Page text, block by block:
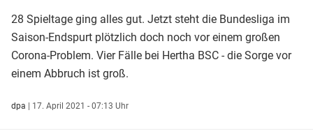
28 Spieltage ging alles gut. Jetzt steht die Bundesliga im
Saison-Endspurt plötzlich doch noch vor einem großen
Corona-Problem. Vier Fälle bei Hertha BSC - die Sorge vor
einem Abbruch ist groß.
dpa | 17. April 2021 - 07:13 Uhr